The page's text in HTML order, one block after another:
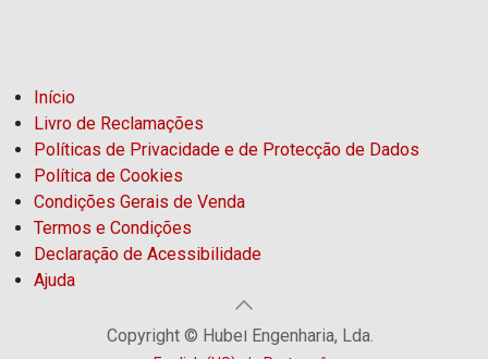
Início
Livro de Reclamações
Políticas de Privacidade e de Protecção de Dados
Política de Cookies
Condições Gerais de Venda
Termos e Condições
Declaração de Acessibilidade
Ajuda
Copyright © Hubel Engenharia, Lda.